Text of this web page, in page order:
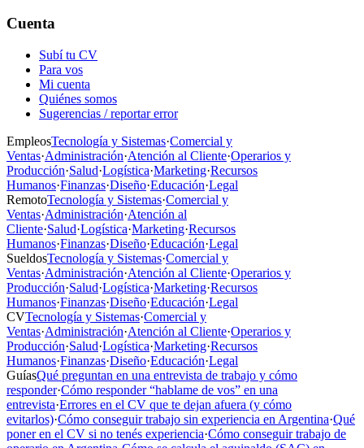
Cuenta
Subí tu CV
Para vos
Mi cuenta
Quiénes somos
Sugerencias / reportar error
EmpleosTecnología y Sistemas·Comercial y
Ventas·Administración·Atención al Cliente·Operarios y
Producción·Salud·Logística·Marketing·Recursos
Humanos·Finanzas·Diseño·Educación·Legal
RemotoTecnología y Sistemas·Comercial y
Ventas·Administración·Atención al
Cliente·Salud·Logística·Marketing·Recursos
Humanos·Finanzas·Diseño·Educación·Legal
SueldosTecnología y Sistemas·Comercial y
Ventas·Administración·Atención al Cliente·Operarios y
Producción·Salud·Logística·Marketing·Recursos
Humanos·Finanzas·Diseño·Educación·Legal
CVTecnología y Sistemas·Comercial y
Ventas·Administración·Atención al Cliente·Operarios y
Producción·Salud·Logística·Marketing·Recursos
Humanos·Finanzas·Diseño·Educación·Legal
GuíasQué preguntan en una entrevista de trabajo y cómo
responder·Cómo responder “hablame de vos” en una
entrevista·Errores en el CV que te dejan afuera (y cómo
evitarlos)·Cómo conseguir trabajo sin experiencia en Argentina·Qué
poner en el CV si no tenés experiencia·Cómo conseguir trabajo de